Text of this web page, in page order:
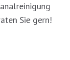
Sie gern!